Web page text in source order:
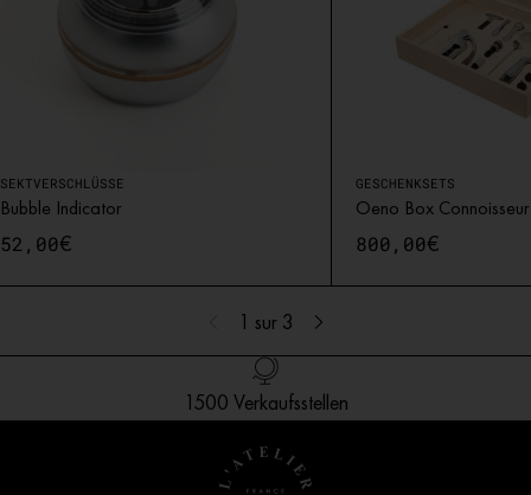
SEKTVERSCHLÜSSE
Bubble Indicator
52,00€
GESCHENKSETS
Oeno Box
800,00€
1 sur 3
1500 Verkaufsstellen
Französisches Design
Ab 250 €: Gratisversand nach Deutschland
Kundendienst